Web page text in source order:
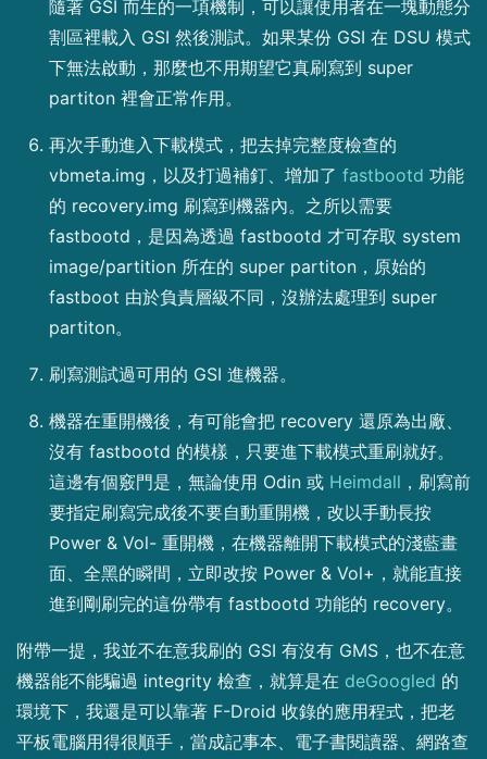
隨著 GSI 而生的一項機制，可以讓使用者在一塊動態分
割區裡載入 GSI 然後測試。如果某份 GSI 在 DSU 模式
下無法啟動，那麼也不用期望它真刷寫到 super
partiton 裡會正常作用。
再次手動進入下載模式，把去掉完整度檢查的
vbmeta.img，以及打過補釘、增加了 fastbootd 功能
的 recovery.img 刷寫到機器內。之所以需要
fastbootd，是因為透過 fastbootd 才可存取 system
image/partition 所在的 super partiton，原始的
fastboot 由於負責層級不同，沒辦法處理到 super
partiton。
刷寫測試過可用的 GSI 進機器。
機器在重開機後，有可能會把 recovery 還原為出廠、
沒有 fastbootd 的模樣，只要進下載模式重刷就好。
這邊有個竅門是，無論使用 Odin 或 Heimdall ，刷寫前
要指定刷寫完成後不要自動重開機，改以手動長按
Power & Vol- 重開機，在機器離開下載模式的淺藍畫
面、全黑的瞬間，立即改按 Power & Vol+，就能直接
進到剛刷完的這份帶有 fastbootd 功能的 recovery。
附帶一提，我並不在意我刷的 GSI 有沒有 GMS，也不在意
機器能不能騙過 integrity 檢查，就算是在 deGoogled 的
環境下，我還是可以靠著 F-Droid 收錄的應用程式，把老
平板電腦用得很順手，當成記事本、電子書閱讀器、網路查